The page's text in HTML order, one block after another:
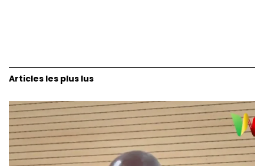
Articles les plus lus